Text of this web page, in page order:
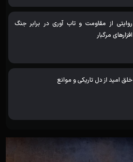
روایتی از مقاومت و تاب آوری در برابر جنگ
افزارهای مرگبار
خلق امید از دل تاریکی و موانع